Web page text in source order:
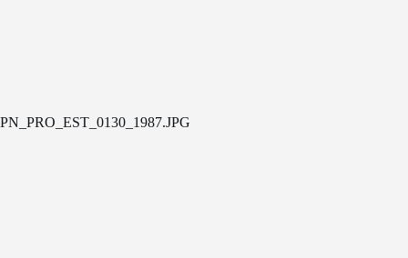
PN_PRO_EST_0130_1987.JPG